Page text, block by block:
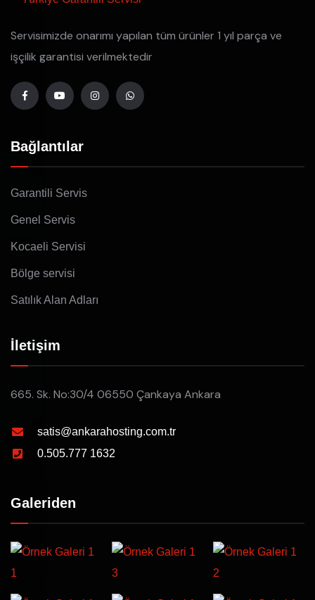
Servisimizde onarımı yapılan tüm ürünler 1 yıl parça ve
işçilik garantisi verilmektedir
Bağlantılar
Garantili Servis
Genel Servis
Kocaeli Servisi
Bölge servisi
Satılık Alan Adları
İletişim
665. Sk. No:30/4 06550 Çankaya Ankara
satis@ankarahosting.com.tr
0.505.777 1632
Galeriden